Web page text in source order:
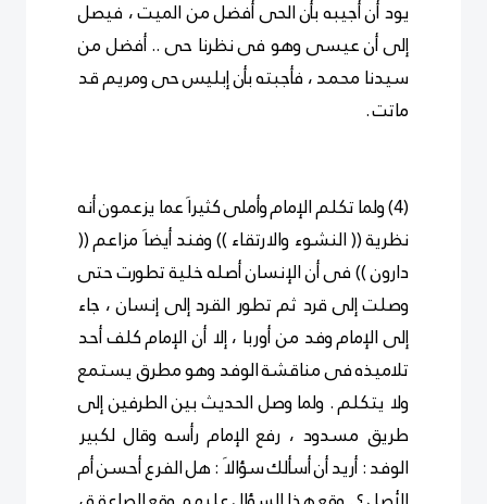
يود أن أجيبه بأن الحى أفضل من الميت ، فيصل
إلى أن عيسى وهو فى نظرنا حى .. أفضل من
سيدنا محمد ، فأجبته بأن إبليس حى ومريم قد
ماتت .
(4) ولما تكلم الإمام وأملى كثيراَ عما يزعمون أنه
نظرية (( النشوء والارتقاء )) وفند أيضاَ مزاعم ((
دارون )) فى أن الإنسان أصله خلية تطورت حتى
وصلت إلى قرد ثم تطور القرد إلى إنسان ، جاء
إلى الإمام وفد من أوربا ، إلا أن الإمام كلف أحد
تلاميذه فى مناقشة الوفد وهو مطرق يستمع
ولا يتكلم . ولما وصل الحديث بين الطرفين إلى
طريق مسدود ، رفع الإمام رأسه وقال لكبير
الوفد : أريد أن أسألك سؤالاَ : هل الفرع أحسن أم